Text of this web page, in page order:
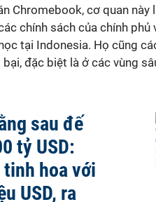
Chromebook, cơ quan
chính sách của chính phủ
tại Indonesia. Họ cũng
đặc biệt là ở các vùng
sau đế
tỷ USD:
tinh hoa với
USD, ra